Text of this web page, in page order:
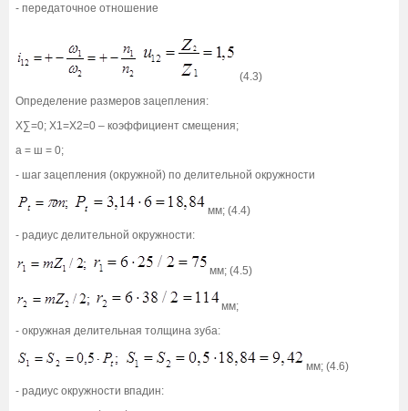
- передаточное отношение
(4.3)
Определение размеров зацепления:
X∑=0; Х1=Х2=0 – коэффициент смещения;
а = ш = 0;
- шаг зацепления (окружной) по делительной окружности
мм; (4.4)
- радиус делительной окружности:
мм; (4.5)
мм;
- окружная делительная толщина зуба:
мм; (4.6)
- радиус окружности впадин: